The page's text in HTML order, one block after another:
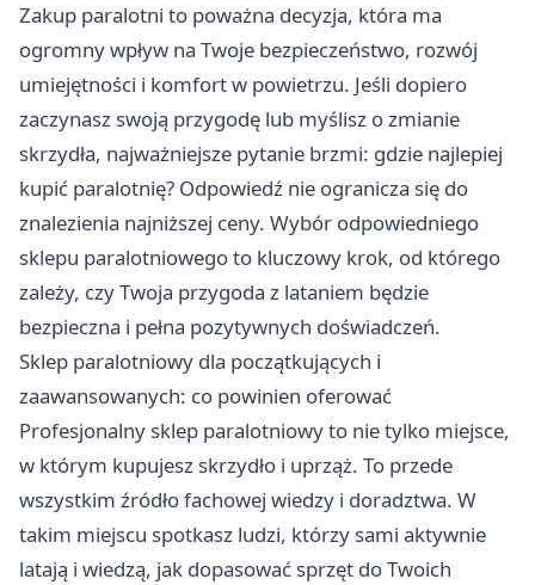
Zakup paralotni to poważna decyzja, która ma
ogromny wpływ na Twoje bezpieczeństwo, rozwój
umiejętności i komfort w powietrzu. Jeśli dopiero
zaczynasz swoją przygodę lub myślisz o zmianie
skrzydła, najważniejsze pytanie brzmi: gdzie najlepiej
kupić paralotnię? Odpowiedź nie ogranicza się do
znalezienia najniższej ceny. Wybór odpowiedniego
sklepu paralotniowego to kluczowy krok, od którego
zależy, czy Twoja przygoda z lataniem będzie
bezpieczna i pełna pozytywnych doświadczeń.
Sklep paralotniowy dla początkujących i
zaawansowanych: co powinien oferować
Profesjonalny sklep paralotniowy to nie tylko miejsce,
w którym kupujesz skrzydło i uprząż. To przede
wszystkim źródło fachowej wiedzy i doradztwa. W
takim miejscu spotkasz ludzi, którzy sami aktywnie
latają i wiedzą, jak dopasować sprzęt do Twoich